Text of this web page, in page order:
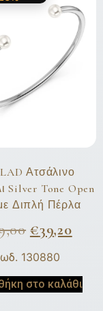
Ατσάλινο
Silver Tone Open
Διπλή Πέρλα
€39,20
130880
στο καλάθι